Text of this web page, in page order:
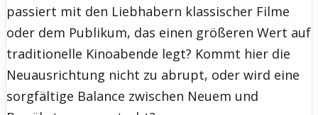
passiert mit den Liebhabern klassischer Filme
oder dem Publikum, das einen größeren Wert auf
traditionelle Kinoabende legt? Kommt hier die
Neuausrichtung nicht zu abrupt, oder wird eine
sorgfältige Balance zwischen Neuem und